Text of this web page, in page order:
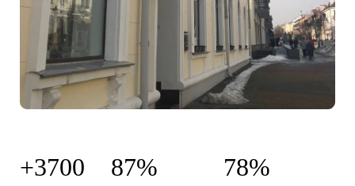
+3700 87% 78%